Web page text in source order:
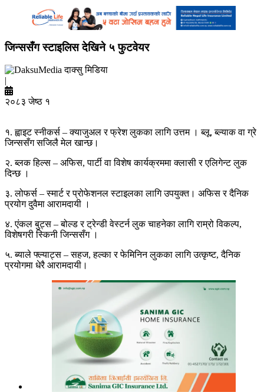
जिन्ससँग स्टाइलिस देखिने ५ फुटवेयर
दाक्सु मिडिया
|
२०८३ जेष्ठ १
१. ह्वाइट स्नीकर्स – क्याजुअल र फ्रेश लुकका लागि उत्तम । ब्लू, ब्ल्याक वा ग्रे
जिन्ससँग सजिलै मेल खान्छ।
२. ब्लक हिल्स – अफिस, पार्टी वा विशेष कार्यक्रममा क्लासी र एलिगेन्ट लुक
दिन्छ ।
३. लोफर्स – स्मार्ट र प्रोफेशनल स्टाइलका लागि उपयुक्त। अफिस र दैनिक
प्रयोग दुवैमा आरामदायी ।
४. एंकल बुट्स – बोल्ड र ट्रेन्डी वेस्टर्न लुक चाहनेका लागि राम्रो विकल्प,
विशेषगरी स्किनी जिन्ससँग ।
५. ब्याले फ्ल्याट्स – सहज, हल्का र फेमिनिन लुकका लागि उत्कृष्ट, दैनिक
प्रयोगमा धेरै आरामदायी।